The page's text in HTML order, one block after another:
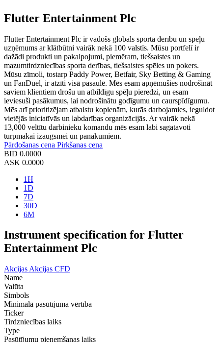
Flutter Entertainment Plc
Flutter Entertainment Plc ir vadošs globāls sporta derību un spēļu
uzņēmums ar klātbūtni vairāk nekā 100 valstīs. Mūsu portfelī ir
dažādi produkti un pakalpojumi, piemēram, tiešsaistes un
mazumtirdzniecības sporta derības, tiešsaistes spēles un pokers.
Mūsu zīmoli, tostarp Paddy Power, Betfair, Sky Betting & Gaming
un FanDuel, ir atzīti visā pasaulē. Mēs esam apņēmušies nodrošināt
saviem klientiem drošu un atbildīgu spēļu pieredzi, un esam
ieviesuši pasākumus, lai nodrošinātu godīgumu un caurspīdīgumu.
Mēs arī prioritizējam atbalstu kopienām, kurās darbojamies, ieguldot
vietējās iniciatīvās un labdarības organizācijās. Ar vairāk nekā
13,000 veltītu darbinieku komandu mēs esam labi sagatavoti
turpmākai izaugsmei un panākumiem.
Pārdošanas cena Pirkšanas cena
BID 0.0000
ASK 0.0000
1H
1D
7D
30D
6M
Instrument specification for Flutter
Entertainment Plc
Akcijas Akcijas CFD
Name
Valūta
Simbols
Minimālā pasūtījuma vērtība
Ticker
Tirdzniecības laiks
Type
Pasūtījumu pieņemšanas laiks